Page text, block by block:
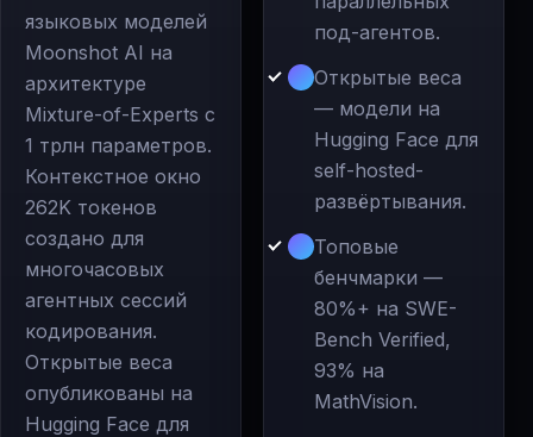
языковых моделей
Moonshot AI на
архитектуре
Mixture-of-Experts с
1 трлн параметров.
Контекстное окно
262K токенов
создано для
многочасовых
агентных сессий
кодирования.
Открытые веса
опубликованы на
Hugging Face для
под-агентов.
Открытые веса
— модели на
Hugging Face для
self-hosted-
развёртывания.
Топовые
бенчмарки —
80%+ на SWE-
Bench Verified,
93% на
MathVision.